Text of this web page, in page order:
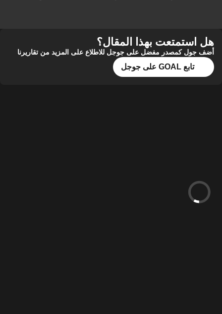
هل استمتعت بهذا المقال؟
أضف جول كمصدر مفضل على جوجل للاطلاع على المزيد من تقاريرنا
تابع GOAL على جوجل